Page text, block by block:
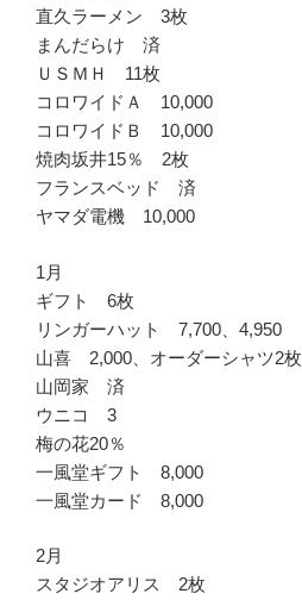
直久ラーメン 3枚
まんだらけ 済
ＵＳＭＨ 11枚
コロワイドＡ 10,000
コロワイドＢ 10,000
焼肉坂井15％ 2枚
フランスベッド 済
ヤマダ電機 10,000
1月
ギフト 6枚
リンガーハット 7,700、4,950
山喜 2,000、オーダーシャツ2枚
山岡家 済
ウニコ 3
梅の花20％
一風堂ギフト 8,000
一風堂カード 8,000
2月
スタジオアリス 2枚